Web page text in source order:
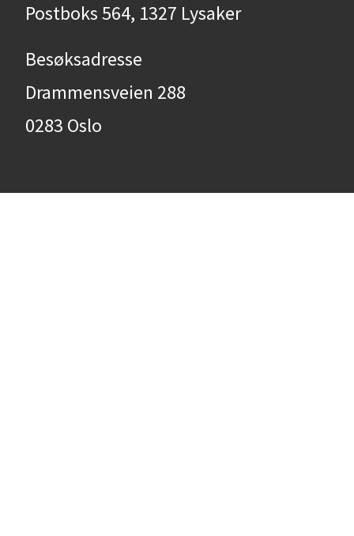
Postboks 564, 1327 Lysaker
Besøksadresse
Drammensveien 288
0283 Oslo